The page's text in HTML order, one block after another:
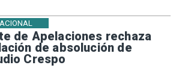
de Apelaciones rechaza
de absolución de
Crespo